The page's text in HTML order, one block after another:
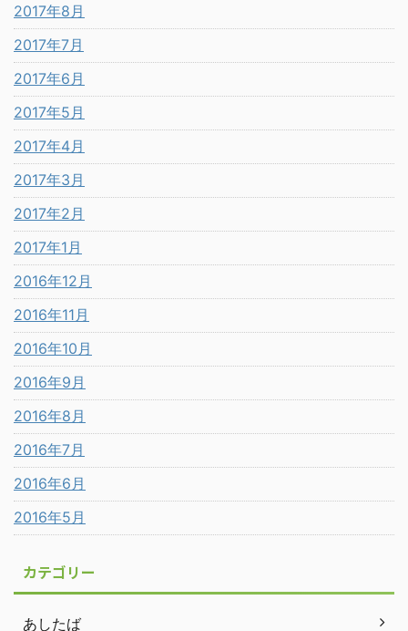
2017年8月
2017年7月
2017年6月
2017年5月
2017年4月
2017年3月
2017年2月
2017年1月
2016年12月
2016年11月
2016年10月
2016年9月
2016年8月
2016年7月
2016年6月
2016年5月
カテゴリー
あしたば